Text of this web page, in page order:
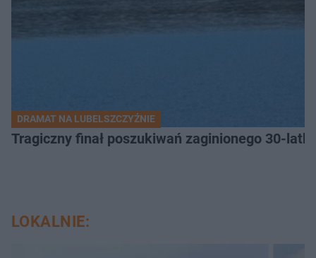
DRAMAT NA LUBELSZCZYŹNIE
Tragiczny finał poszukiwań zaginionego 30-
LOKALNIE: